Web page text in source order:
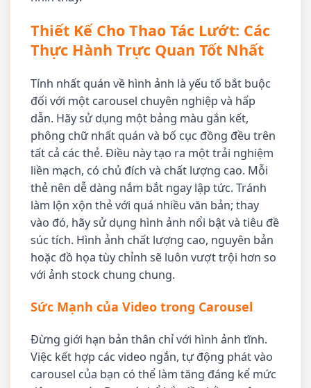
Thiết Kế Cho Thao Tác Lướt: Các
Thực Hành Trực Quan Tốt Nhất
Tính nhất quán về hình ảnh là yếu tố bắt buộc
đối với một carousel chuyên nghiệp và hấp
dẫn. Hãy sử dụng một bảng màu gắn kết,
phông chữ nhất quán và bố cục đồng đều trên
tất cả các thẻ. Điều này tạo ra một trải nghiệm
liền mạch, có chủ đích và chất lượng cao. Mỗi
thẻ nên dễ dàng nắm bắt ngay lập tức. Tránh
làm lộn xộn thẻ với quá nhiều văn bản; thay
vào đó, hãy sử dụng hình ảnh nổi bật và tiêu đề
súc tích. Hình ảnh chất lượng cao, nguyên bản
hoặc đồ họa tùy chỉnh sẽ luôn vượt trội hơn so
với ảnh stock chung chung.
Sức Mạnh của Video trong Carousel
Đừng giới hạn bản thân chỉ với hình ảnh tĩnh.
Việc kết hợp các video ngắn, tự động phát vào
carousel của bạn có thể làm tăng đáng kể mức